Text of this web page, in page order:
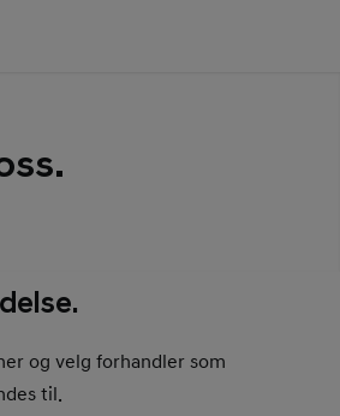
og velg forhandler som
til.